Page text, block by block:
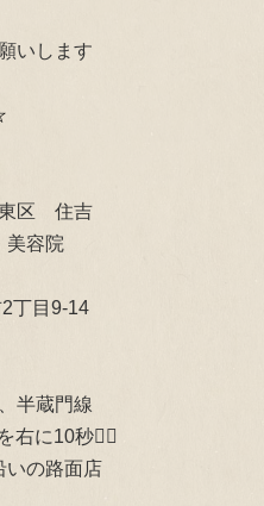
いします
区 住吉
美容院
丁目9-14
半蔵門線
右に10秒🚶‍♂️
いの路面店